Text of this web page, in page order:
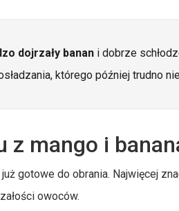
dojrzały banan i dobrze
którego później trudno
z mango i
gotowe do obrania. Najwięcej
owoców.